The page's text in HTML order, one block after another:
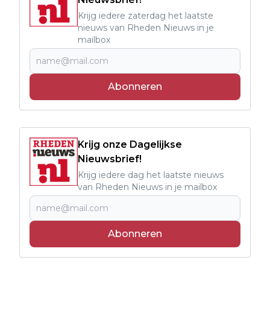
Krijg iedere zaterdag het laatste
nieuws van Rheden Nieuws in je
mailbox
Abonneren
Krijg onze Dagelijkse
Nieuwsbrief!
Krijg iedere dag het laatste nieuws
van Rheden Nieuws in je mailbox
Abonneren